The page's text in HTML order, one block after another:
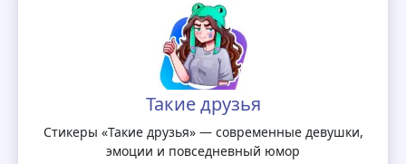
Такие друзья
Стикеры «Такие друзья» — современные девушки,
эмоции и повседневный юмор